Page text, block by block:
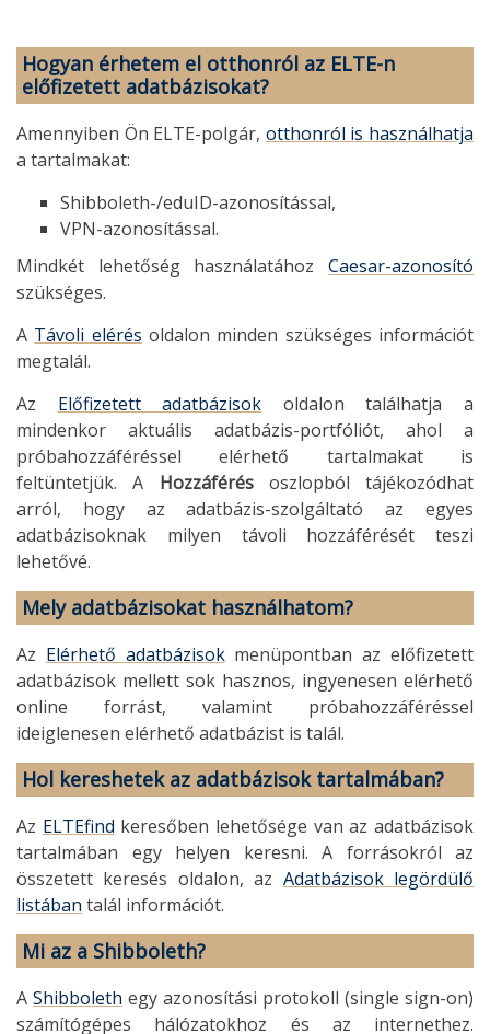
Hogyan érhetem el otthonról az ELTE-n
előfizetett adatbázisokat?
Amennyiben Ön ELTE-polgár, otthonról is használhatja
a tartalmakat:
Shibboleth-/eduID-azonosítással,
VPN-azonosítással.
Mindkét lehetőség használatához Caesar-azonosító
szükséges.
A Távoli elérés oldalon minden szükséges információt
megtalál.
Az Előfizetett adatbázisok oldalon találhatja a
mindenkor aktuális adatbázis-portfóliót, ahol a
próbahozzáféréssel elérhető tartalmakat is
feltüntetjük. A Hozzáférésoszlopból tájékozódhat
arról, hogy az adatbázis-szolgáltató az egyes
adatbázisoknak milyen távoli hozzáférését teszi
lehetővé.
Mely adatbázisokat használhatom?
Az Elérhető adatbázisokmenüpontban az előfizetett
adatbázisok mellett sok hasznos, ingyenesen elérhető
online forrást, valamint próbahozzáféréssel
ideiglenesen elérhető adatbázist is talál.
Hol kereshetek az adatbázisok tartalmában?
Az ELTEfind keresőben lehetősége van az adatbázisok
tartalmában egy helyen keresni. A forrásokról az
összetett keresés oldalon, az Adatbázisok legördülő
listában talál információt.
Mi az a Shibboleth?
A Shibboleth egy azonosítási protokoll (single sign-on)
számítógépes hálózatokhoz és az internethez.